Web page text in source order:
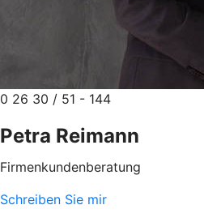
0 26 30 / 51 - 144
Petra Reimann
Firmenkundenberatung
Schreiben Sie mir